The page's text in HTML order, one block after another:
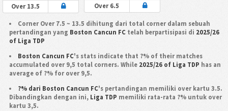
Over 13.5
Over 6.5
Corner Over 7.5 ~ 13.5 dihitung dari total corner dalam sebuah
pertandingan yang Boston Cancun FCtelah berpartisipasi di 2025/26
of Liga TDP
Boston Cancun FC's stats indicate that ?% of their matches
accumulated over 9,5 total corners. While 2025/26 of Liga TDP has an
average of ?% for over 9,5.
?% dari Boston Cancun FC's pertandingan memiliki over kartu 3.5.
Dibandingkan dengan ini, Liga TDP memiliki rata-rata ?% untuk over
kartu 3,5.